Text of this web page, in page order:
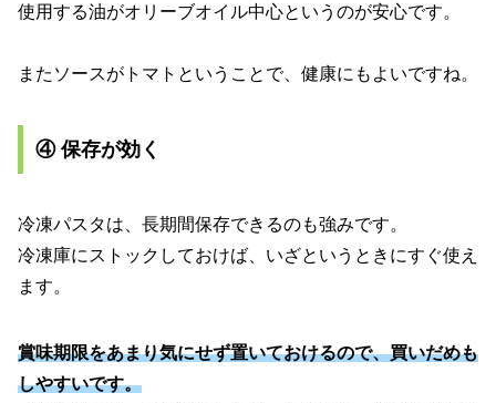
使用する油がオリーブオイル中心というのが安心です。
またソースがトマトということで、健康にもよいですね。
④ 保存が効く
冷凍パスタは、長期間保存できるのも強みです。
冷凍庫にストックしておけば、いざというときにすぐ使え
ます。
賞味期限をあまり気にせず置いておけるので、買いだめも
しやすいです。